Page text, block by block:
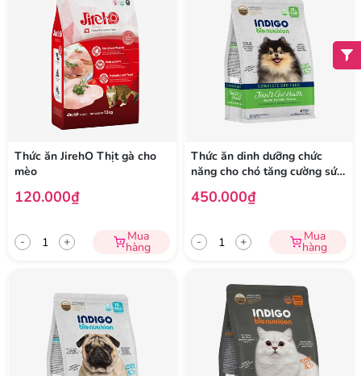
Thức ăn JirehO Thịt gà cho
mèo
120.000₫
- + Mua
hàng
Thức ăn dinh dưỡng chức
năng cho chó tăng cường sức
450.000₫
- + Mua
hàng